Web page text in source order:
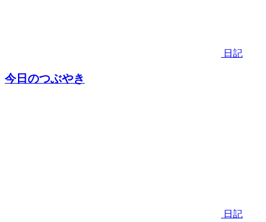
日記
今日のつぶやき
日記